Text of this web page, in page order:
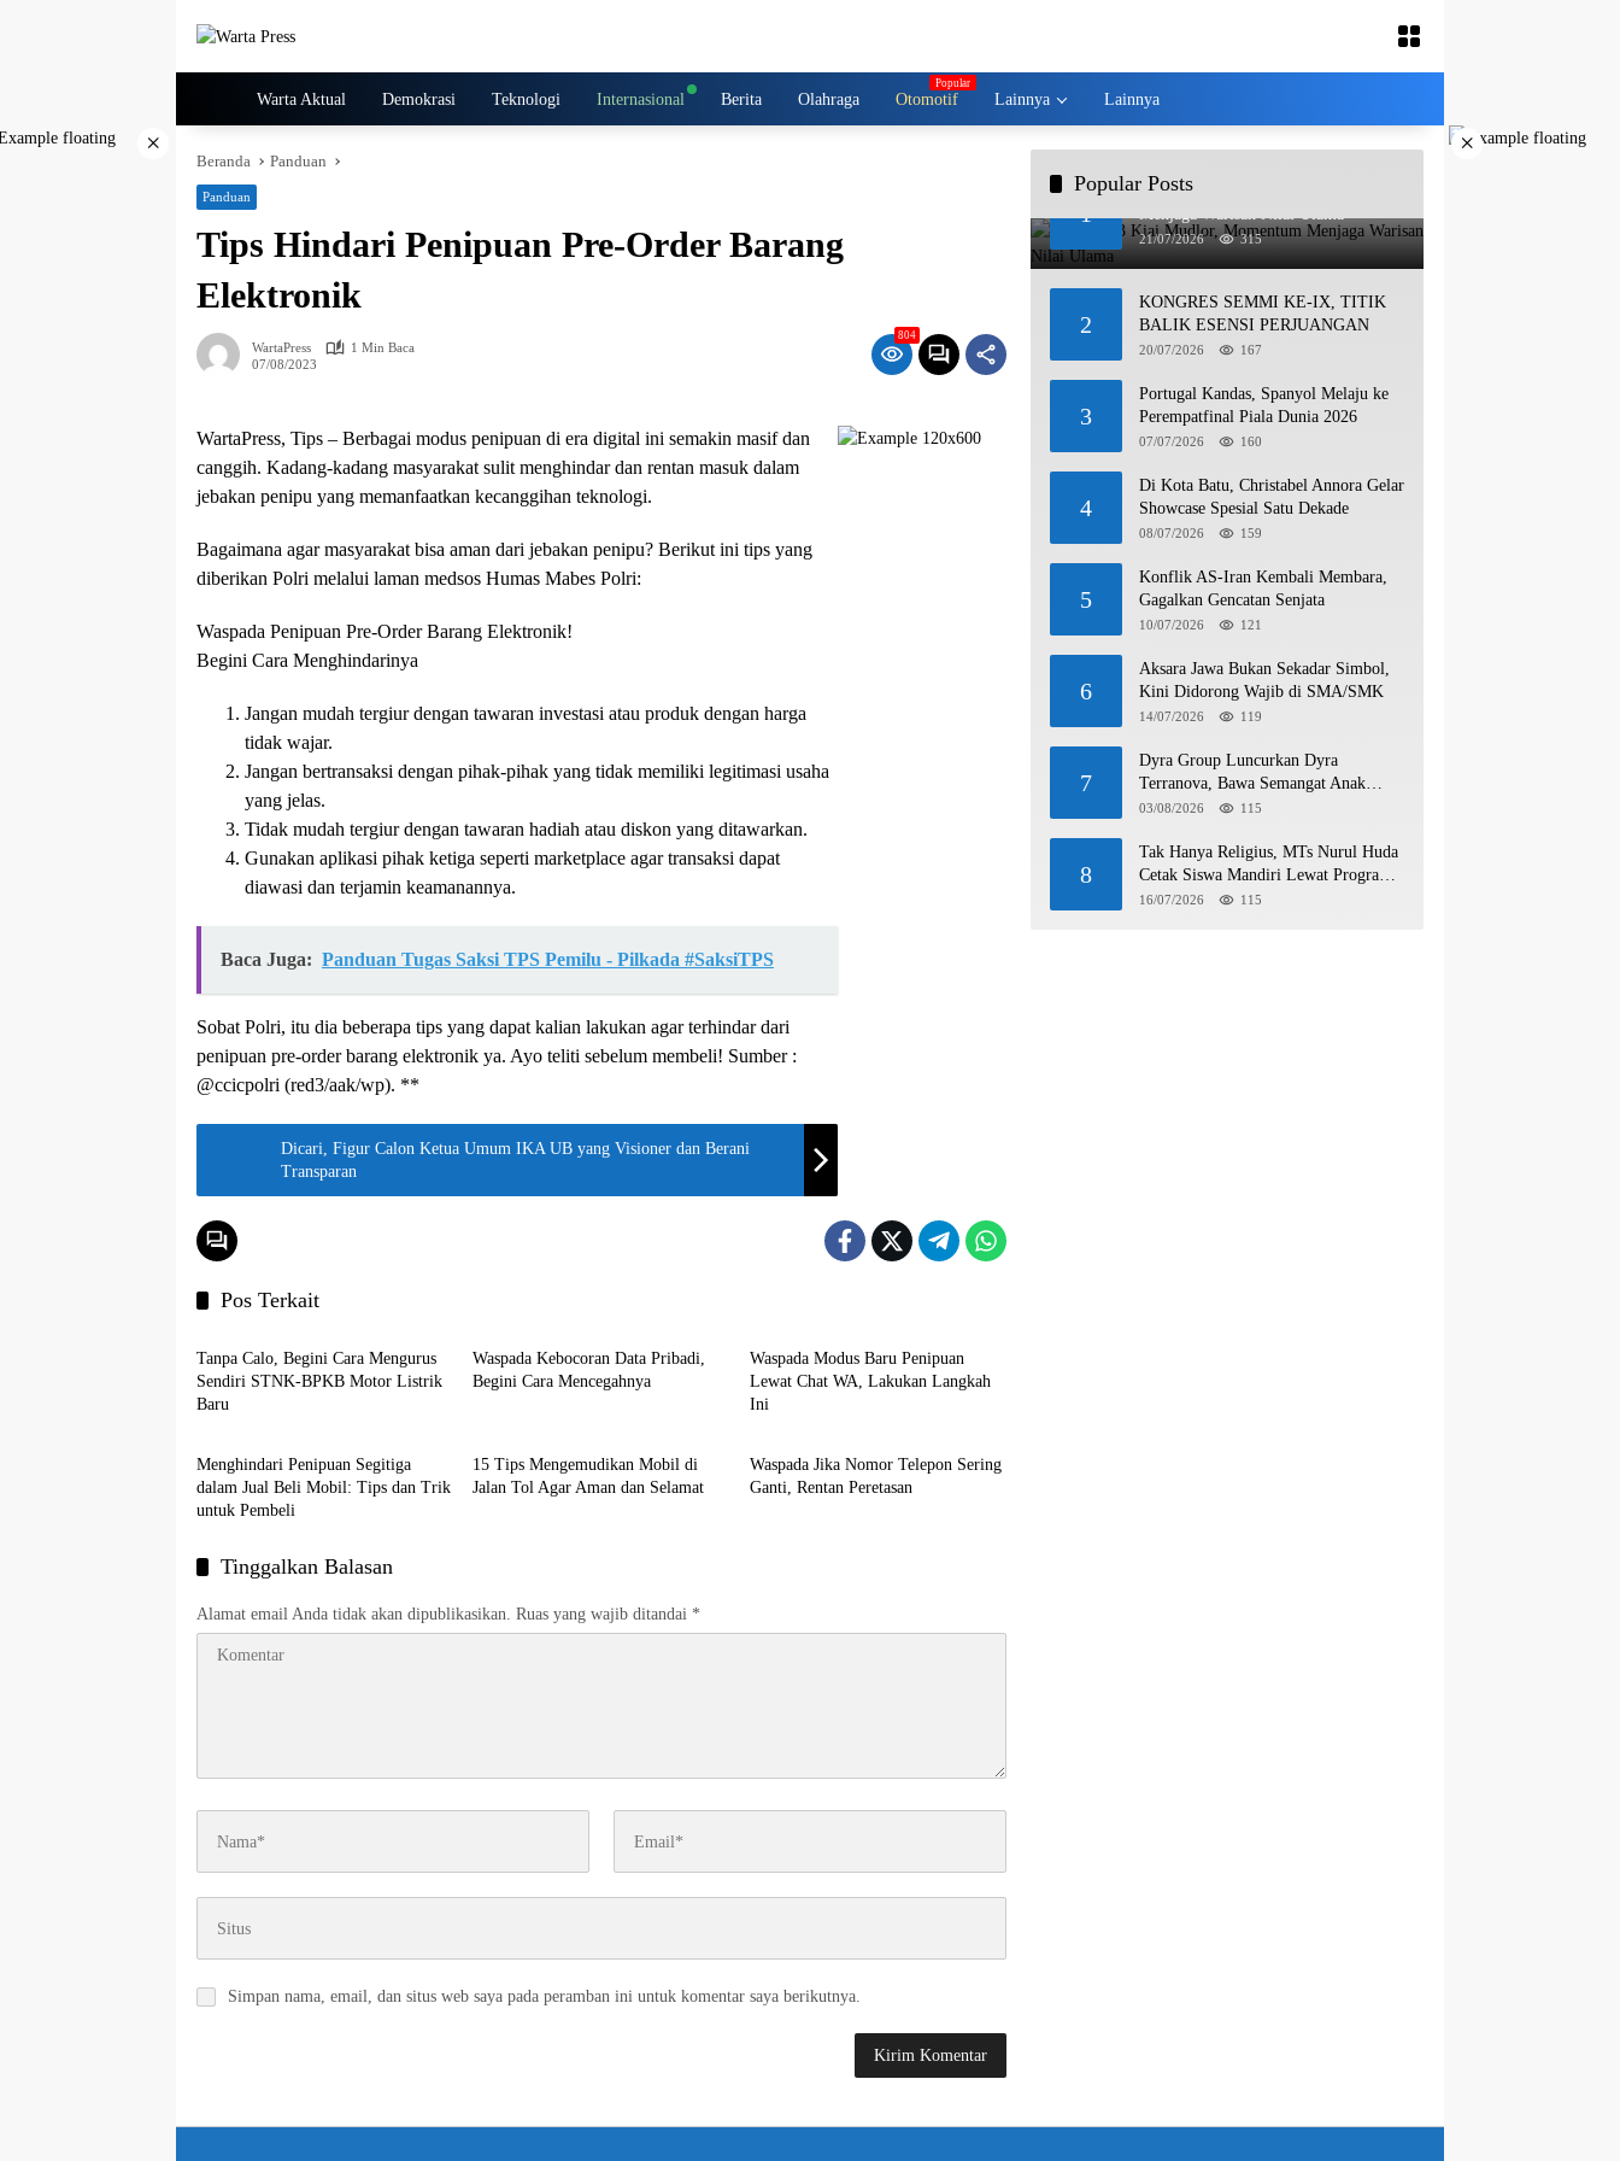
HomeWarta Aktual Demokrasi Teknologi Internasional Berita Olahraga Otomotif Lainnya Lainnya
× ×
Beranda Panduan
Panduan
Tips Hindari Penipuan Pre-Order Barang
Elektronik
WartaPress
1 Min Baca
07/08/2023
804
WartaPress, Tips – Berbagai modus penipuan di era digital ini semakin masif dan
canggih. Kadang-kadang masyarakat sulit menghindar dan rentan masuk dalam
jebakan penipu yang memanfaatkan kecanggihan teknologi.
Bagaimana agar masyarakat bisa aman dari jebakan penipu? Berikut ini tips yang
diberikan Polri melalui laman medsos Humas Mabes Polri:
Waspada Penipuan Pre-Order Barang Elektronik!
Begini Cara Menghindarinya
Jangan mudah tergiur dengan tawaran investasi atau produk dengan harga
tidak wajar.
Jangan bertransaksi dengan pihak-pihak yang tidak memiliki legitimasi usaha
yang jelas.
Tidak mudah tergiur dengan tawaran hadiah atau diskon yang ditawarkan.
Gunakan aplikasi pihak ketiga seperti marketplace agar transaksi dapat
diawasi dan terjamin keamanannya.
Baca Juga: Panduan Tugas Saksi TPS Pemilu - Pilkada #SaksiTPS
Sobat Polri, itu dia beberapa tips yang dapat kalian lakukan agar terhindar dari
penipuan pre-order barang elektronik ya. Ayo teliti sebelum membeli! Sumber :
@ccicpolri (red3/aak/wp). **
Dicari, Figur Calon Ketua Umum IKA UB yang Visioner dan Berani
Transparan
Pos Terkait
Panduan
Tanpa Calo, Begini Cara Mengurus
Sendiri STNK-BPKB Motor Listrik
Baru
Waspada Kebocoran Data Pribadi,
Begini Cara Mencegahnya
Waspada Modus Baru Penipuan
Lewat Chat WA, Lakukan Langkah
Ini
Menghindari Penipuan Segitiga
dalam Jual Beli Mobil: Tips dan Trik
untuk Pembeli
15 Tips Mengemudikan Mobil di
Jalan Tol Agar Aman dan Selamat
Waspada Jika Nomor Telepon Sering
Ganti, Rentan Peretasan
Tinggalkan Balasan
Alamat email Anda tidak akan dipublikasikan. Ruas yang wajib ditandai *
Simpan nama, email, dan situs web saya pada peramban ini untuk komentar saya berikutnya.
Popular Posts
1
Haul ke-13 Kiai Mudlor, Momentum
Menjaga Warisan Nilai Ulama
21/07/2026 315
2
KONGRES SEMMI KE-IX, TITIK
BALIK ESENSI PERJUANGAN
20/07/2026 167
3
Portugal Kandas, Spanyol Melaju ke
Perempatfinal Piala Dunia 2026
07/07/2026 160
4
Di Kota Batu, Christabel Annora Gelar
Showcase Spesial Satu Dekade
08/07/2026 159
5
Konflik AS-Iran Kembali Membara,
Gagalkan Gencatan Senjata
10/07/2026 121
6
Aksara Jawa Bukan Sekadar Simbol,
Kini Didorong Wajib di SMA/SMK
14/07/2026 119
7
Dyra Group Luncurkan Dyra
Terranova, Bawa Semangat Anak
Muda Bangun Masa Depan Properti
03/08/2026 115
8
Tak Hanya Religius, MTs Nurul Huda
Cetak Siswa Mandiri Lewat Program
Wirausaha
16/07/2026 115